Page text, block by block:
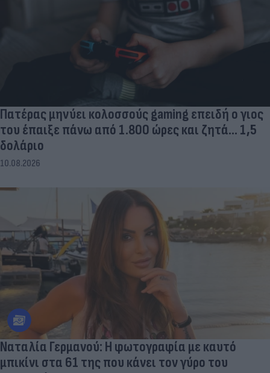
Πατέρας μηνύει κολοσσούς gaming επειδή ο γιος
του έπαιξε πάνω από 1.800 ώρες και ζητά... 1,5
δολάριο
10.08.2026
Ναταλία Γερμανού: Η φωτογραφία με καυτό
μπικίνι στα 61 της που κάνει τον γύρο του